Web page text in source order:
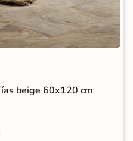
beige 60x120 cm